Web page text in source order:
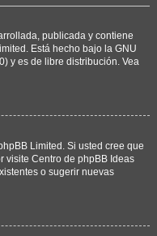
publicada y contiene
. Está hecho bajo la GNU
y es de libre distribución. Vea
Limited. Si usted cree que
visite Centro de phpBB Ideas
o sugerir nuevas